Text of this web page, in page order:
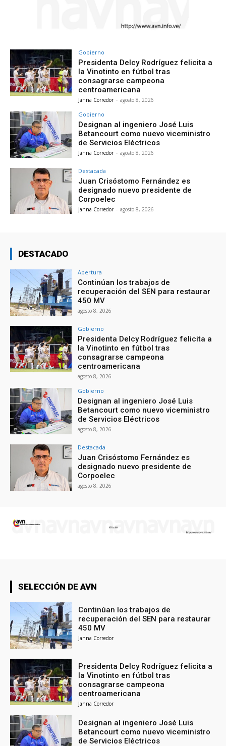
Gobierno
Presidenta Delcy Rodríguez felicita a
la Vinotinto en fútbol tras
consagrarse campeona
centroamericana
Janna Corredor - agosto 8, 2026
Gobierno
Designan al ingeniero José Luis
Betancourt como nuevo viceministro
de Servicios Eléctricos
Janna Corredor - agosto 8, 2026
Destacada
Juan Crisóstomo Fernández es
designado nuevo presidente de
Corpoelec
Janna Corredor - agosto 8, 2026
DESTACADO
Apertura
Continúan los trabajos de
recuperación del SEN para restaurar
450 MV
agosto 8, 2026
Gobierno
Presidenta Delcy Rodríguez felicita a
la Vinotinto en fútbol tras
consagrarse campeona
centroamericana
agosto 8, 2026
Gobierno
Designan al ingeniero José Luis
Betancourt como nuevo viceministro
de Servicios Eléctricos
agosto 8, 2026
Destacada
Juan Crisóstomo Fernández es
designado nuevo presidente de
Corpoelec
agosto 8, 2026
SELECCIÓN DE AVN
Continúan los trabajos de
recuperación del SEN para restaurar
450 MV
Janna Corredor
Presidenta Delcy Rodríguez felicita a
la Vinotinto en fútbol tras
consagrarse campeona
centroamericana
Janna Corredor
Designan al ingeniero José Luis
Betancourt como nuevo viceministro
de Servicios Eléctricos